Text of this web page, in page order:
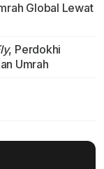
Global Lewat
, Perdokhi
Umrah